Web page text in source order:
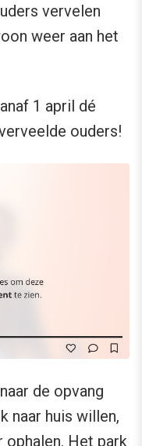
vervelen
weer aan het
1 april dé
ouders!
de opvang
naar huis willen,
ophalen. Het park